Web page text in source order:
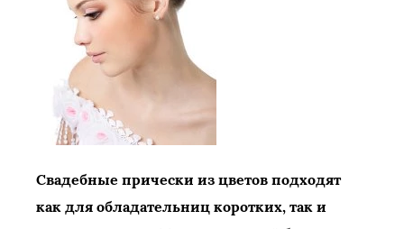
Свадебные прически из цветов подходят
как для обладательниц коротких, так и